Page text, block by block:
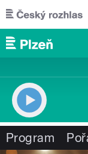
Přejít k hlavnímu
Program